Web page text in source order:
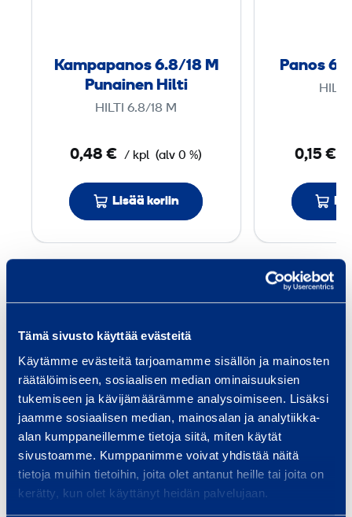
Tämä sivusto käyttää evästeitä
Käytämme evästeitä tarjoamamme sisällön ja mainosten
räätälöimiseen, sosiaalisen median ominaisuuksien
tukemiseen ja kävijämäärämme analysoimiseen. Lisäksi
jaamme sosiaalisen median, mainosalan ja analytiikka-
alan kumppaneillemme tietoja siitä, miten käytät
sivustoamme. Kumppanimme voivat yhdistää näitä
tietoja muihin tietoihin, joita olet antanut heille tai joita on
kerätty, kun olet käyttänyt heidän palvelujaan.
.
8
/
1
8
u
a
i
n
e
n
H
i
Kampapanos 6.8/18 M
Punainen Hilti
HILTI 6.8/18 M
0,48 € / kpl (alv 0 %)
Lisää koriin
Panos
HILTI
0,15 €
Talon rakentaminen
Pientalon rakentaminen on iso
projekti, jossa oikeat työkalut ja
kalusto tekevät eron sujuvan ja
stressittömän…